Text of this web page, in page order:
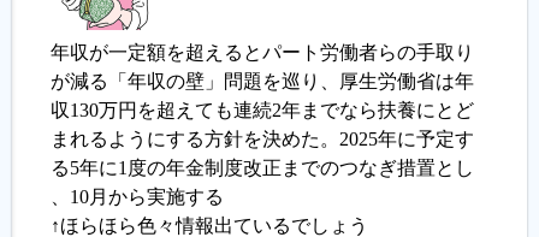
年収が一定額を超えるとパート労働者らの手取り
が減る「年収の壁」問題を巡り、厚生労働省は年
収130万円を超えても連続2年までなら扶養にとど
まれるようにする方針を決めた。2025年に予定す
る5年に1度の年金制度改正までのつなぎ措置とし
、10月から実施する
↑ほらほら色々情報出ているでしょう